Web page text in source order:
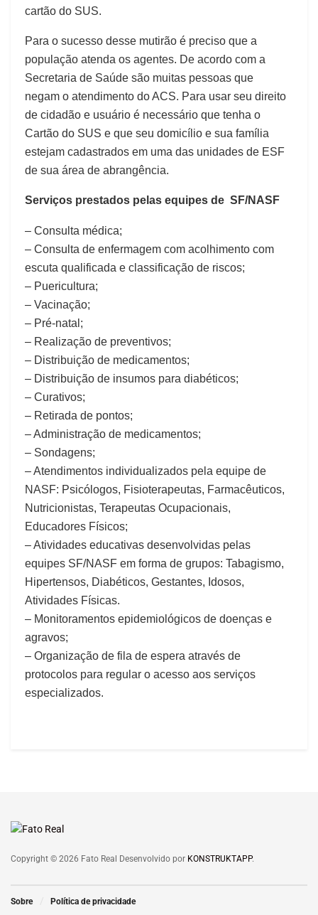
cartão do SUS.
Para o sucesso desse mutirão é preciso que a
população atenda os agentes. De acordo com a
Secretaria de Saúde são muitas pessoas que
negam o atendimento do ACS. Para usar seu direito
de cidadão e usuário é necessário que tenha o
Cartão do SUS e que seu domicílio e sua família
estejam cadastrados em uma das unidades de ESF
de sua área de abrangência.
Serviços prestados pelas equipes de SF/NASF
– Consulta médica;
– Consulta de enfermagem com acolhimento com
escuta qualificada e classificação de riscos;
– Puericultura;
– Vacinação;
– Pré-natal;
– Realização de preventivos;
– Distribuição de medicamentos;
– Distribuição de insumos para diabéticos;
– Curativos;
– Retirada de pontos;
– Administração de medicamentos;
– Sondagens;
– Atendimentos individualizados pela equipe de
NASF: Psicólogos, Fisioterapeutas, Farmacêuticos,
Nutricionistas, Terapeutas Ocupacionais,
Educadores Físicos;
– Atividades educativas desenvolvidas pelas
equipes SF/NASF em forma de grupos: Tabagismo,
Hipertensos, Diabéticos, Gestantes, Idosos,
Atividades Físicas.
– Monitoramentos epidemiológicos de doenças e
agravos;
– Organização de fila de espera através de
protocolos para regular o acesso aos serviços
especializados.
Copyright © 2026 Fato Real Desenvolvido por KONSTRUKTAPP.
Sobre Política de privacidade